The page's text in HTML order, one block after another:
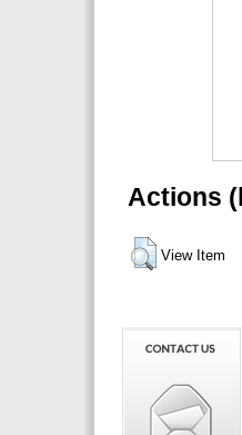
Actions
View Item